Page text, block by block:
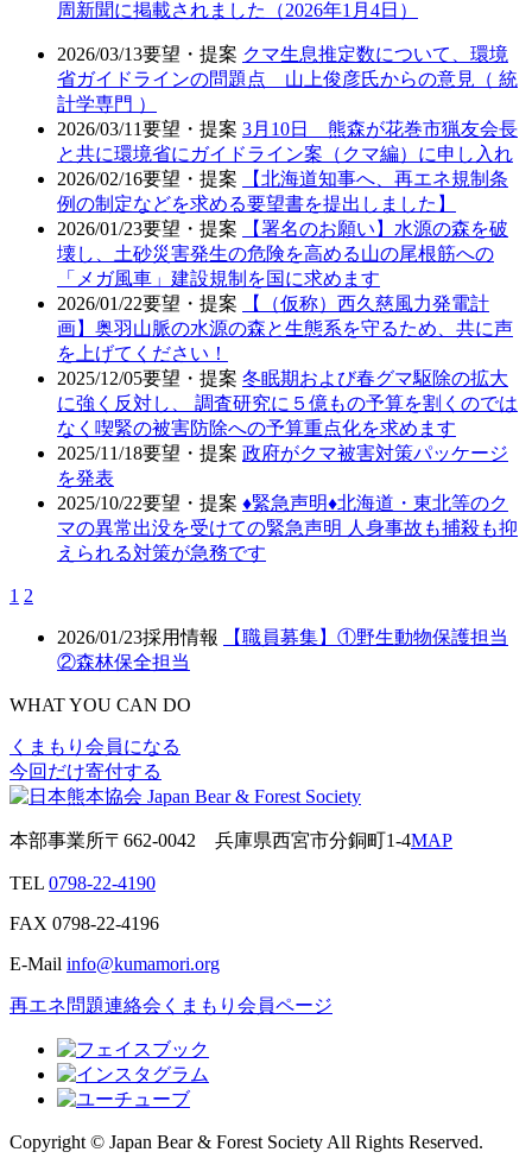
周新聞に掲載されました（2026年1月4日）
2026/03/13要望・提案 クマ生息推定数について、環境
省ガイドラインの問題点 山上俊彦氏からの意見（ 統
計学専門 ）
2026/03/11要望・提案 3月10日 熊森が花巻市猟友会長
と共に環境省にガイドライン案（クマ編）に申し入れ
2026/02/16要望・提案
【北海道知事へ、再エネ規制条
例の制定などを求める要望書を提出しました】
2026/01/23要望・提案
【署名のお願い】水源の森を破
壊し、土砂災害発生の危険を高める山の尾根筋への
「メガ風車」建設規制を国に求めます
2026/01/22要望・提案
【（仮称）西久慈風力発電計
画】奥羽山脈の水源の森と生態系を守るため、共に声
を上げてください！
2025/12/05要望・提案 冬眠期および春グマ駆除の拡大
に強く反対し、 調査研究に５億もの予算を割くのでは
なく喫緊の被害防除への予算重点化を求めます
2025/11/18要望・提案 政府がクマ被害対策パッケージ
を発表
2025/10/22要望・提案 ♦️緊急声明♦️北海道・東北等のク
マの異常出没を受けての緊急声明 人身事故も捕殺も抑
えられる対策が急務です
1 2
2026/01/23採用情報
【職員募集】①野生動物保護担当
②森林保全担当
WHAT YOU CAN DO
くまもり会員になる
今回だけ寄付する
本部事業所〒662-0042 兵庫県西宮市分銅町1-4MAP
TEL 0798-22-4190
FAX 0798-22-4196
E-Mail info@kumamori.org
再エネ問題連絡会 くまもり会員ページ
Copyright © Japan Bear & Forest Society All Rights Reserved.